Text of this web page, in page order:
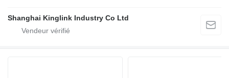
Shanghai Kinglink Industry Co Ltd